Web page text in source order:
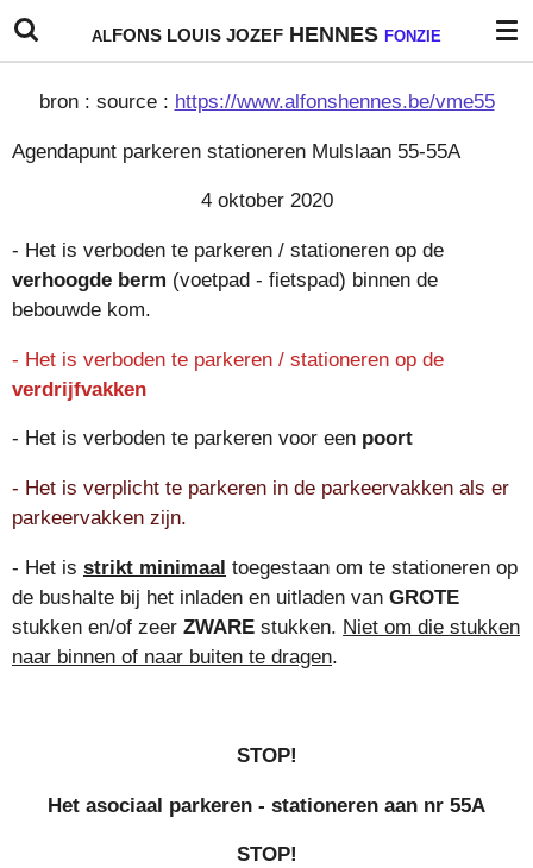
Ga
direct
hoofdinhoud
ALFONS LOUIS JOZEF HENNES FONZIE
bron : source : https://www.alfonshennes.be/vme55
Agendapunt parkeren stationeren Mulslaan 55-55A
4 oktober 2020
- Het is verboden te parkeren / stationeren op de
verhoogde berm (voetpad - fietspad) binnen de
bebouwde kom.
- Het is verboden te parkeren / stationeren op de
verdrijfvakken
- Het is verboden te parkeren voor een poort
- Het is verplicht te parkeren in de parkeervakken als er
parkeervakken zijn.
- Het is strikt minimaal toegestaan om te stationeren op
de bushalte bij het inladen en uitladen van GROTE
stukken en/of zeer ZWARE stukken. Niet om die stukken
naar binnen of naar buiten te dragen.
STOP!
Het asociaal parkeren - stationeren aan nr 55A
STOP!